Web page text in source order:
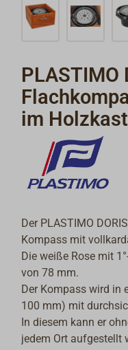
PLASTIMO
im
Der PLASTIMO
Kompass mit
Die weiße Rose mit
von 78 mm.
Der Kompass wird in
100 mm) mit
In diesem kann er
jedem Ort aufgestellt